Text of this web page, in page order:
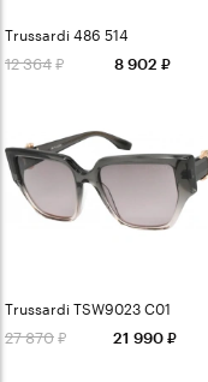
Trussardi 486 514
12 364 8 902
Trussardi TSW9023 C01
27 870 21 990